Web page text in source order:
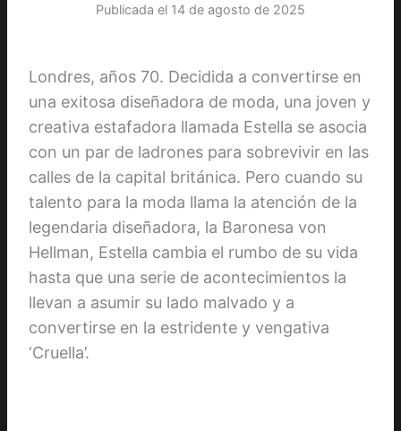
Publicada el 14 de agosto de 2025
Londres, años 70. Decidida a convertirse en
una exitosa diseñadora de moda, una joven y
creativa estafadora llamada Estella se asocia
con un par de ladrones para sobrevivir en las
calles de la capital británica. Pero cuando su
talento para la moda llama la atención de la
legendaria diseñadora, la Baronesa von
Hellman, Estella cambia el rumbo de su vida
hasta que una serie de acontecimientos la
llevan a asumir su lado malvado y a
convertirse en la estridente y vengativa
‘Cruella’.